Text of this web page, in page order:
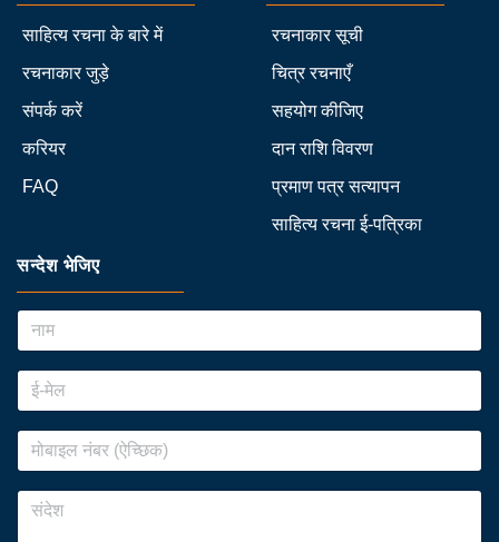
साहित्य रचना के बारे में
रचनाकार जुड़े
संपर्क करें
करियर
FAQ
रचनाकार सूची
चित्र रचनाएँ
सहयोग कीजिए
दान राशि विवरण
प्रमाण पत्र सत्यापन
साहित्य रचना ई-पत्रिका
सन्देश भेजिए